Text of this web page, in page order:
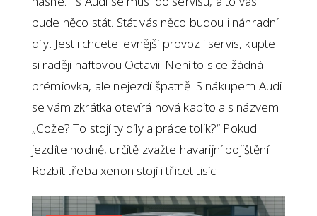
bude něco stát. Stát vás něco budou i náhradní
díly. Jestli chcete levnější provoz i servis, kupte
si raději naftovou Octavii. Není to sice žádná
prémiovka, ale nejezdí špatně. S nákupem Audi
se vám zkrátka otevírá nová kapitola s názvem
„Cože? To stojí ty díly a práce tolik?“ Pokud
jezdíte hodně, určitě zvažte havarijní pojištění.
Rozbít třeba xenon stojí i třicet tisíc.